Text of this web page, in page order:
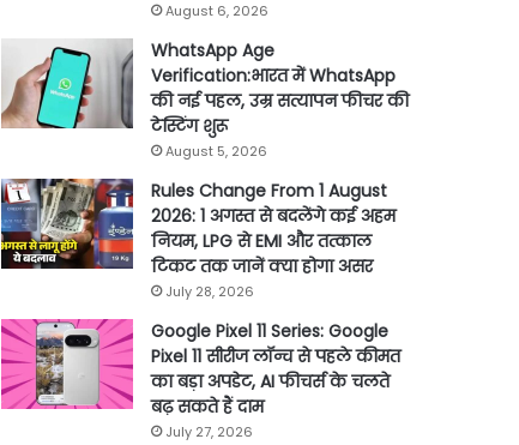
August 6, 2026
WhatsApp Age
Verification:भारत में WhatsApp
की नई पहल, उम्र सत्यापन फीचर की
टेस्टिंग शुरू
August 5, 2026
Rules Change From 1 August
2026: 1 अगस्त से बदलेंगे कई अहम
नियम, LPG से EMI और तत्काल
टिकट तक जानें क्या होगा असर
July 28, 2026
Google Pixel 11 Series: Google
Pixel 11 सीरीज लॉन्च से पहले कीमत
का बड़ा अपडेट, AI फीचर्स के चलते
बढ़ सकते हैं दाम
July 27, 2026